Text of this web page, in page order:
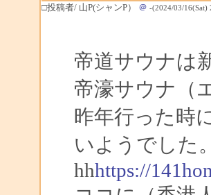
□投稿者/ 山P(シャンP） ＠ -(2024/03/16(Sat)
帝道サウナは
帝濠サウナ（
昨年行った時
いようでした。
hhhttps://